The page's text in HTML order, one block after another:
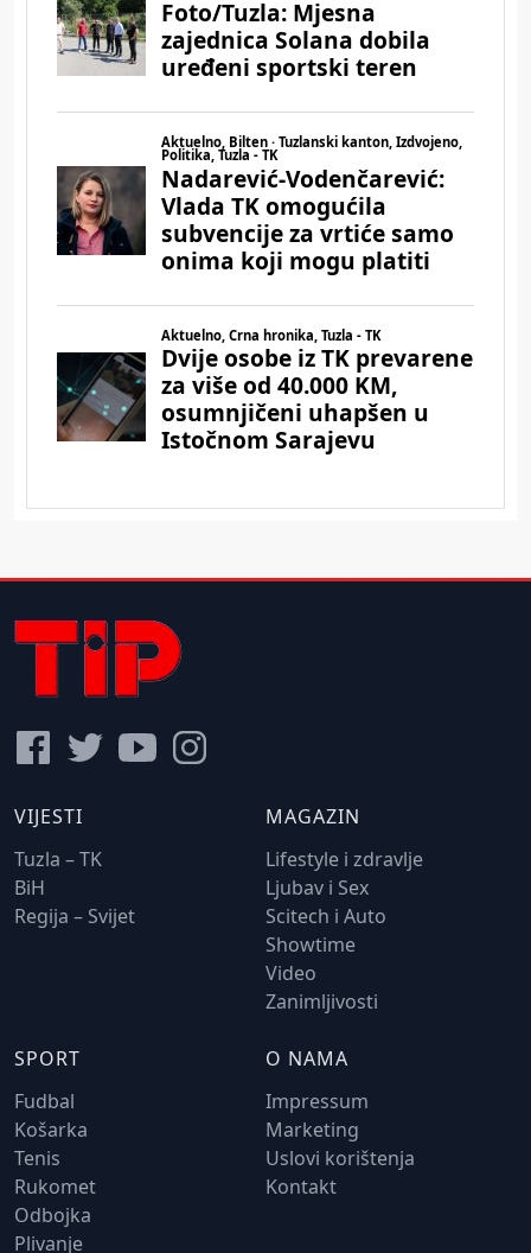
VIJESTI
Tuzla – TK
BiH
Regija – Svijet
MAGAZIN
Lifestyle i zdravlje
Ljubav i Sex
Scitech i Auto
Showtime
Video
Zanimljivosti
SPORT
Fudbal
Košarka
Tenis
Rukomet
Odbojka
Plivanje
O NAMA
Impressum
Marketing
Uslovi korištenja
Kontakt